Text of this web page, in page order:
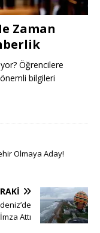
Zaman
Öğrencilere
bilgileri
Olmaya Aday!
Attı